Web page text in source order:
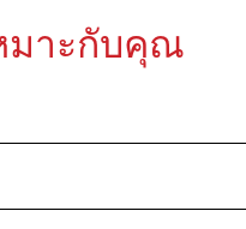
มาะกับคุณ